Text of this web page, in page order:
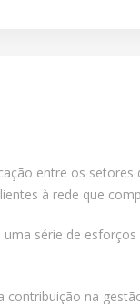
entre os setores
à rede que
série de
contribuição na